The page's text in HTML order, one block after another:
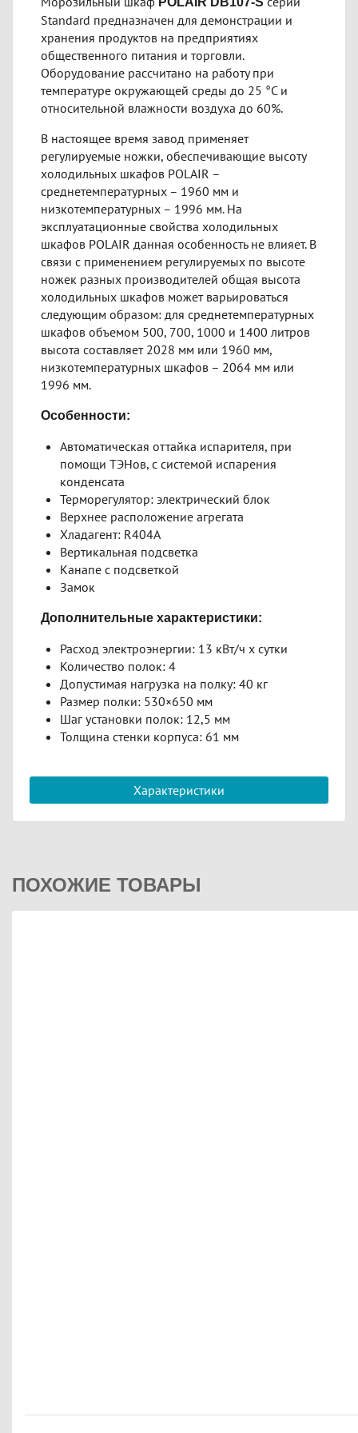
Standard предназначен для демонстрации и
хранения продуктов на предприятиях
общественного питания и торговли.
Оборудование рассчитано на работу при
температуре окружающей среды до 25 °С и
относительной влажности воздуха до 60%.
В настоящее время завод применяет
регулируемые ножки, обеспечивающие высоту
холодильных шкафов POLAIR –
среднетемпературных – 1960 мм и
низкотемпературных – 1996 мм. На
эксплуатационные свойства холодильных
шкафов POLAIR данная особенность не влияет. В
связи с применением регулируемых по высоте
ножек разных производителей общая высота
холодильных шкафов может варьироваться
следующим образом: для среднетемпературных
шкафов объемом 500, 700, 1000 и 1400 литров
высота составляет 2028 мм или 1960 мм,
низкотемпературных шкафов – 2064 мм или
1996 мм.
Особенности:
Автоматическая оттайка испарителя, при
помощи ТЭНов, с системой испарения
конденсата
Терморегулятор: электрический блок
Верхнее расположение агрегата
Хладагент: R404A
Вертикальная подсветка
Канапе с подсветкой
Замок
Дополнительные характеристики:
Расход электроэнергии: 13 кВт/ч х сутки
Количество полок: 4
Допустимая нагрузка на полку: 40 кг
Размер полки: 530×650 мм
Шаг установки полок: 12,5 мм
Толщина стенки корпуса: 61 мм
Характеристики
ПОХОЖИЕ ТОВАРЫ